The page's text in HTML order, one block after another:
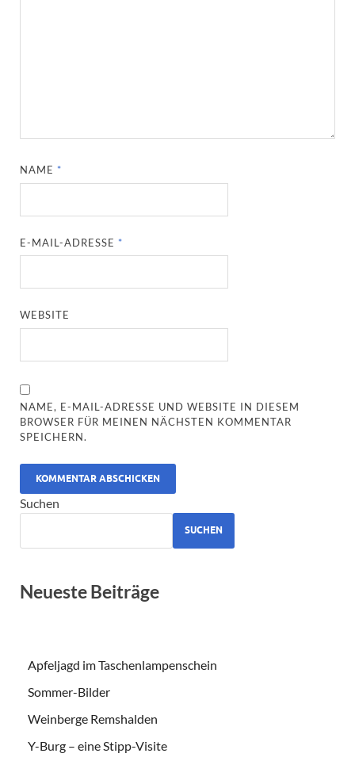
NAME *
E-MAIL-ADRESSE *
WEBSITE
NAME, E-MAIL-ADRESSE UND WEBSITE IN DIESEM
BROWSER FÜR MEINEN NÄCHSTEN KOMMENTAR
SPEICHERN.
ALTERNATIVE:
Suchen
SUCHEN
Neueste Beiträge
Apfeljagd im Taschenlampenschein
Sommer-Bilder
Weinberge Remshalden
Y-Burg – eine Stipp-Visite